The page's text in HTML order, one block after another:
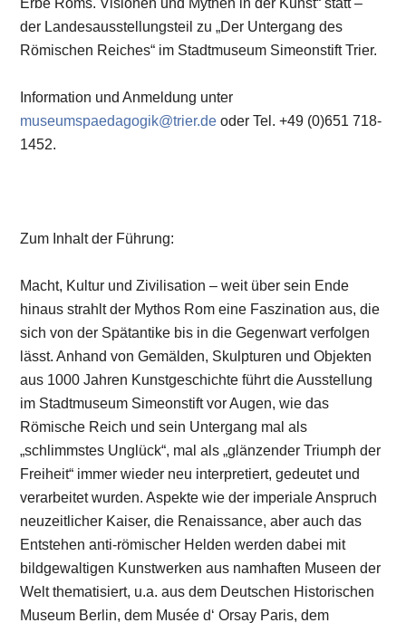
Erbe Roms. Visionen und Mythen in der Kunst“ statt –
der Landesausstellungsteil zu „Der Untergang des
Römischen Reiches“ im Stadtmuseum Simeonstift Trier.
Information und Anmeldung unter
museumspaedagogik@trier.de oder Tel. +49 (0)651 718-
1452.
Zum Inhalt der Führung:
Macht, Kultur und Zivilisation – weit über sein Ende
hinaus strahlt der Mythos Rom eine Faszination aus, die
sich von der Spätantike bis in die Gegenwart verfolgen
lässt. Anhand von Gemälden, Skulpturen und Objekten
aus 1000 Jahren Kunstgeschichte führt die Ausstellung
im Stadtmuseum Simeonstift vor Augen, wie das
Römische Reich und sein Untergang mal als
„schlimmstes Unglück“, mal als „glänzender Triumph der
Freiheit“ immer wieder neu interpretiert, gedeutet und
verarbeitet wurden. Aspekte wie der imperiale Anspruch
neuzeitlicher Kaiser, die Renaissance, aber auch das
Entstehen anti-römischer Helden werden dabei mit
bildgewaltigen Kunstwerken aus namhaften Museen der
Welt thematisiert, u.a. aus dem Deutschen Historischen
Museum Berlin, dem Musée d‘ Orsay Paris, dem